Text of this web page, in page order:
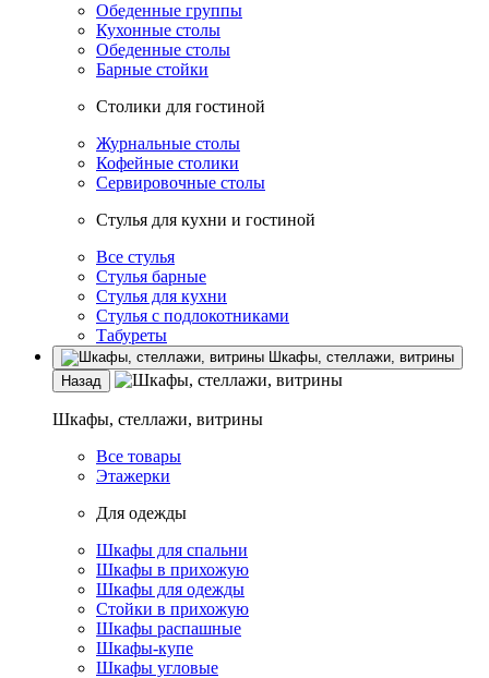
Обеденные группы
Кухонные столы
Обеденные столы
Барные стойки
Столики для гостиной
Журнальные столы
Кофейные столики
Сервировочные столы
Стулья для кухни и гостиной
Все стулья
Стулья барные
Стулья для кухни
Стулья с подлокотниками
Табуреты
Шкафы, стеллажи, витрины
Назад
Шкафы, стеллажи, витрины
Все товары
Этажерки
Для одежды
Шкафы для спальни
Шкафы в прихожую
Шкафы для одежды
Стойки в прихожую
Шкафы распашные
Шкафы-купе
Шкафы угловые